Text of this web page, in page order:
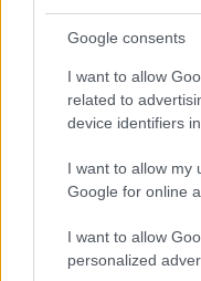
Google consents
I want to allow
related to
device identifiers
I want to allow my
Google for online
I want to allow
personalized
Syndication
Globalist